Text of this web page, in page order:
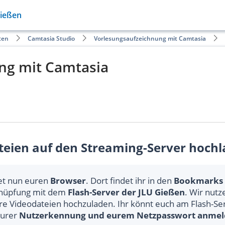
Camtasia Studio Vorlesungsaufzeichnung mit Camtasia
mit Camtasia
auf den Streaming-Server
nun euren Browser. Dort findet ihr in den Bookmarks
mit dem Flash-Server der JLU Gießen. Wir
Videodateien hochzuladen. Ihr könnt euch am Flash-
Nutzerkennung und eurem Netzpasswort